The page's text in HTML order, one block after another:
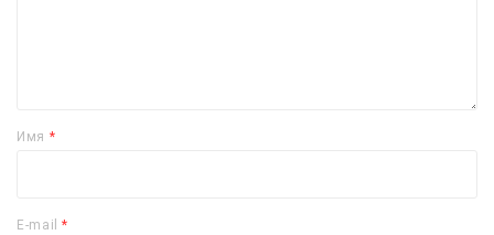
Имя *
E-mail*